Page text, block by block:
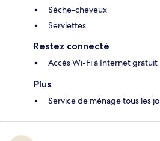
Sèche-cheveux
Serviettes
Restez connecté
Accès Wi-Fi à Internet gratuit
Plus
Service de ménage tous les